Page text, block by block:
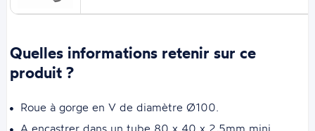
Quelles informations retenir sur ce
produit ?
Roue à gorge en V de diamètre Ø100.